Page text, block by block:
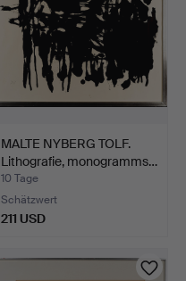
MALTE NYBERG TOLF.
Lithografie, monogramms…
10 Tage
Schätzwert
211 USD